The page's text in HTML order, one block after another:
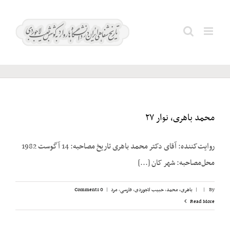
شب
Search
محمد باهری، نوار ۲۷
روایت‌کننده: آقای دکتر محمد باهری تاریخ مصاحبه: 14 آگوست 1982
محل‌مصاحبه: شهر کان [...]
By
|
| باهری، محمد,حبیب لاجوردی,فارسی,مرد |
0 Comments
Read More